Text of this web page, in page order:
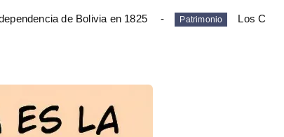
de Bolivia en 1825 Patrimonio Los